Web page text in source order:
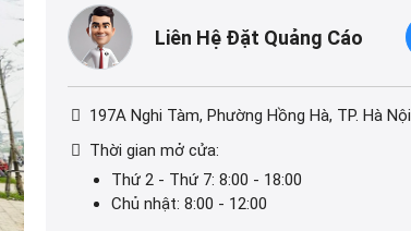
Liên Hệ Đặt Quảng Cáo
197A Nghi Tàm, Phường Hồng Hà, TP. Hà Nội
Thời gian mở cửa:
Thứ 2 - Thứ 7: 8:00 - 18:00
Chủ nhật: 8:00 - 12:00